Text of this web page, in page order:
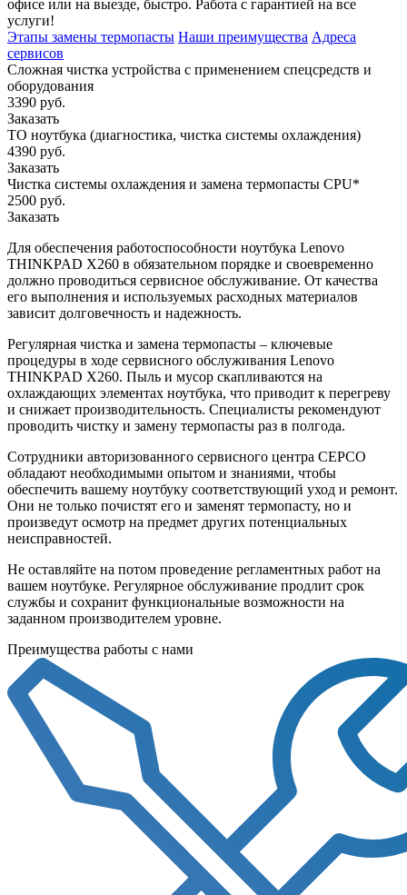
офисе или на выезде, быстро. Работа с гарантией на все
услуги!
Этапы замены термопасты Наши преимущества Адреса
сервисов
Сложная чистка устройства с применением спецсредств и
оборудования
3390 руб.
Заказать
ТО ноутбука (диагностика, чистка системы охлаждения)
4390 руб.
Заказать
Чистка системы охлаждения и замена термопасты CPU*
2500 руб.
Заказать
Для обеспечения работоспособности ноутбука Lenovo
THINKPAD X260 в обязательном порядке и своевременно
должно проводиться сервисное обслуживание. От качества
его выполнения и используемых расходных материалов
зависит долговечность и надежность.
Регулярная чистка и замена термопасты – ключевые
процедуры в ходе сервисного обслуживания Lenovo
THINKPAD X260. Пыль и мусор скапливаются на
охлаждающих элементах ноутбука, что приводит к перегреву
и снижает производительность. Специалисты рекомендуют
проводить чистку и замену термопасты раз в полгода.
Сотрудники авторизованного сервисного центра СЕРСО
обладают необходимыми опытом и знаниями, чтобы
обеспечить вашему ноутбуку соответствующий уход и ремонт.
Они не только почистят его и заменят термопасту, но и
произведут осмотр на предмет других потенциальных
неисправностей.
Не оставляйте на потом проведение регламентных работ на
вашем ноутбуке. Регулярное обслуживание продлит срок
службы и сохранит функциональные возможности на
заданном производителем уровне.
Преимущества работы с нами